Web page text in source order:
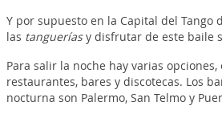
Y por supuesto en la Capital del Tango
las tangueríasy disfrutar de este baile
Para salir la noche hay varias
restaurantes, bares y discotecas. Los
nocturna son Palermo, San Telmo y